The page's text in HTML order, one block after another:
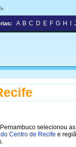
|
A B C D E F G H
selecionou as
Centro de Recife e